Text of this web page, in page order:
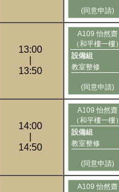
(同意申請)
13:00
13:50
A109 怡然齋
（和平樓一樓）
設備組
教室整修
(同意申請)
14:00
14:50
A109 怡然齋
（和平樓一樓）
設備組
教室整修
(同意申請)
A109 怡然齋